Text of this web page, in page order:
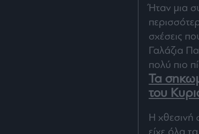
Ήταν μια
σχέσεις
Γαλάζια
πολύ πιο
Τα
του
Η χθεσινή